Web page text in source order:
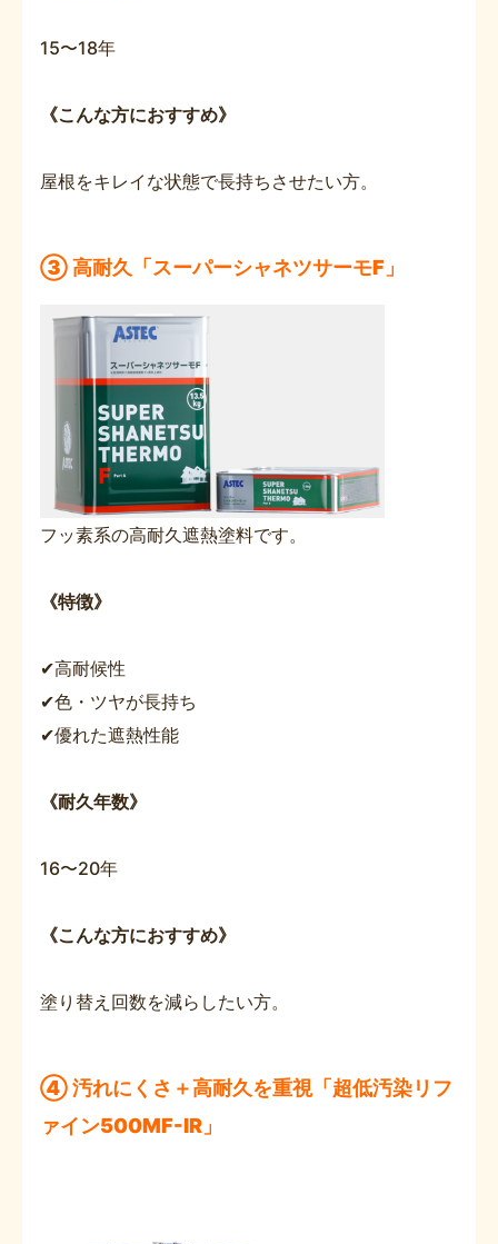
15〜18年
《こんな方におすすめ》
屋根をキレイな状態で長持ちさせたい方。
③ 高耐久「スーパーシャネツサーモF」
フッ素系の高耐久遮熱塗料です。
《特徴》
✔高耐候性
✔色・ツヤが長持ち
✔優れた遮熱性能
《耐久年数》
16〜20年
《こんな方におすすめ》
塗り替え回数を減らしたい方。
④ 汚れにくさ＋高耐久を重視「超低汚染リフ
ァイン500MF-IR」